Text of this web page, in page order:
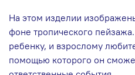
На этом изделии
фоне тропического
ребенку, и взрослому
помощью которого он